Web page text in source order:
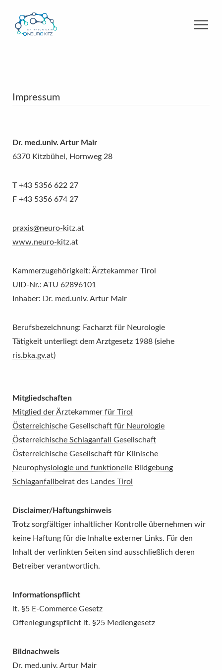
Impressum
Dr. med.univ. Artur Mair
6370 Kitzbühel, Hornweg 28
T +43 5356 622 27
F +43 5356 674 27
praxis@neuro-kitz.at
www.neuro-kitz.at
Kammerzugehörigkeit: Ärztekammer Tirol
UID-Nr.: ATU 62896101
Inhaber: Dr. med.univ. Artur Mair
Berufsbezeichnung: Facharzt für Neurologie
Tätigkeit unterliegt dem Arztgesetz 1988 (siehe
ris.bka.gv.at)
Mitgliedschaften
Mitglied der Ärztekammer für Tirol
Österreichische Gesellschaft für Neurologie
Österreichische Schlaganfall Gesellschaft
Österreichische Gesellschaft für Klinische
Neurophysiologie und funktionelle Bildgebung
Schlaganfallbeirat des Landes Tirol
Disclaimer/Haftungshinweis
Trotz sorgfältiger inhaltlicher Kontrolle übernehmen wir
keine Haftung für die Inhalte externer Links. Für den
Inhalt der verlinkten Seiten sind ausschließlich deren
Betreiber verantwortlich.
Informationspflicht
lt. §5 E-Commerce Gesetz
Offenlegungspflicht lt. §25 Mediengesetz
Bildnachweis
Dr. med.univ. Artur Mair